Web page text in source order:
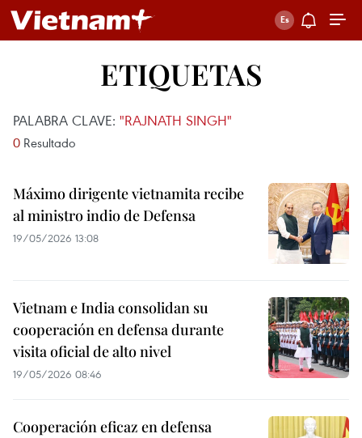
ETIQUETAS
PALABRA CLAVE: "RAJNATH SINGH"
0 Resultado
Máximo dirigente vietnamita recibe
al ministro indio de Defensa
19/05/2026 13:08
Vietnam e India consolidan su
cooperación en defensa durante
visita oficial de alto nivel
19/05/2026 08:46
Cooperación eficaz en defensa